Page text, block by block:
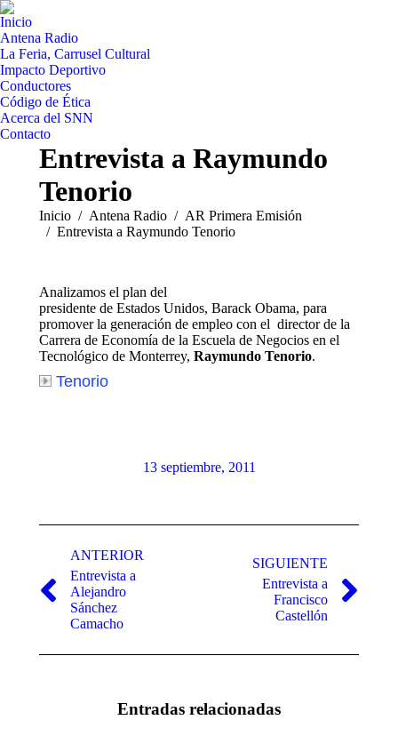
Inicio
Antena Radio
La Feria, Carrusel Cultural
Impacto Deportivo
Conductores
Código de Ética
Acerca del SNN
Contacto
Entrevista a Raymundo
Tenorio
Estás aquí:
Inicio Antena Radio
AR Primera Emisión
Entrevista a Raymundo Tenorio
Analizamos el plan del
presidente de Estados Unidos, Barack Obama, para
promover la generación de empleo con el director de la
Carrera de Economía de la Escuela de Negocios en el
Tecnológico de Monterrey, Raymundo Tenorio.
Tenorio
13 septiembre, 2011
entre
publicaciones
ANTERIOR
Publicación
anterior:
Entrevista a
Alejandro
Sánchez
Camacho
SIGUIENTE
Publicación
siguiente:
Entrevista a
Francisco
Castellón
Entradas relacionadas